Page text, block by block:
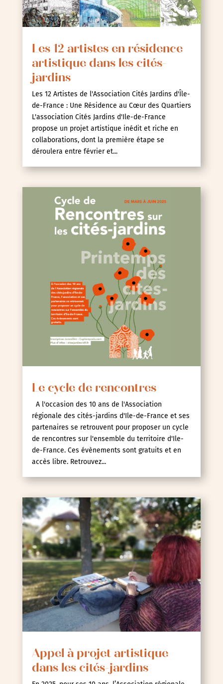
Les 12 artistes en résidence
artistique dans les cités-
jardins
Les 12 Artistes de l'Association Cités Jardins d'Île-
de-France : Une Résidence au Cœur des Quartiers
L'association Cités Jardins d'Ile-de-France
propose un projet artistique inédit et riche en
collaborations, dont la première étape se
déroulera entre février et...
Le cycle de rencontres
A l'occasion des 10 ans de l'Association
régionale des cités-jardins d'Ile-de-France et ses
partenaires se retrouvent pour proposer un cycle
de rencontres sur l'ensemble du territoire d'Ile-
de-France. Ces évènements sont gratuits et en
accès libre. Retrouvez...
Appel à projet artistique
dans les cités-jardins